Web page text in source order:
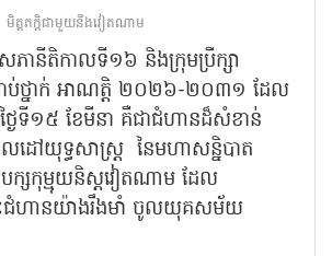
មិត្តភក្តិជាមួយនឹងវៀតណាម
ឋសភានីតិកាលទី១៦ និងក្រុមប្រឹក្សា
ាប់ថ្នាក់ អាណត្តិ ២០២៦-២០៣១ ដែល
ថ្ងៃទី១៥ ខែមីនា គឺជាជំហានដ៏សំខាន់
ៅយុទ្ធសាស្ត្រ នៃមហាសន្និបាត
សកុម្មុយនិស្តវៀតណាម ដែល
ជំហានយ៉ាងរឹងមាំ ចូលយុគសម័យ